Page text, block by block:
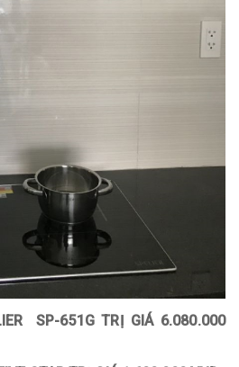
SP-651G TRỊ GIÁ 6.080.000